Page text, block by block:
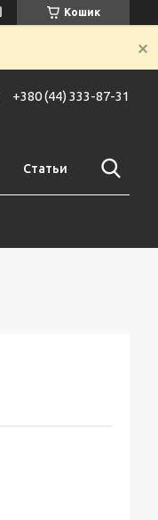
Кошик
+380 (44) 333-87-31
Статьи